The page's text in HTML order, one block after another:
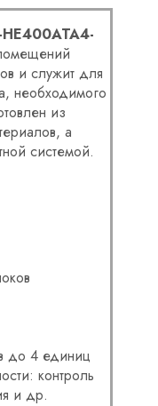
HE400ATA4-
и служит для
необходимого
из
а
системой.
до 4 единиц
контроль
и др.